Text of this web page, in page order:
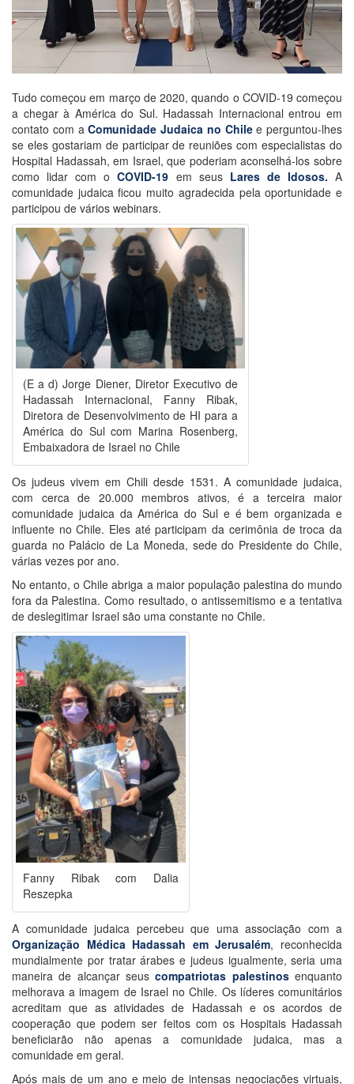
Tudo começou em março de 2020, quando o COVID-19 começou
a chegar à América do Sul. Hadassah Internacional entrou em
contato com aComunidade Judaica no Chilee perguntou-lhes
se eles gostariam de participar de reuniões com especialistas do
Hospital Hadassah, em Israel, que poderiam aconselhá-los sobre
como lidar com oCOVID-19 em seus Lares de Idosos. A
comunidade judaica ficou muito agradecida pela oportunidade e
participou de vários webinars.
(E a d) Jorge Diener, Diretor Executivo de
Hadassah Internacional, Fanny Ribak,
Diretora de Desenvolvimento de HI para a
América do Sul com Marina Rosenberg,
Embaixadora de Israel no Chile
Os judeus vivem em Chili desde 1531. A comunidade judaica,
com cerca de 20.000 membros ativos, é a terceira maior
comunidade judaica da América do Sul e é bem organizada e
influente no Chile. Eles até participam da cerimônia de troca da
guarda no Palácio de La Moneda, sede do Presidente do Chile,
várias vezes por ano.
No entanto, o Chile abriga a maior população palestina do mundo
fora da Palestina. Como resultado, o antissemitismo e a tentativa
de deslegitimar Israel são uma constante no Chile.
Fanny Ribak com Dalia
Reszepka
A comunidade judaica percebeu que uma associação com a
Organização Médica Hadassah em Jerusalém, reconhecida
mundialmente por tratar árabes e judeus igualmente, seria uma
maneira de alcançar seuscompatriotas palestinosenquanto
melhorava a imagem de Israel no Chile. Os líderes comunitários
acreditam que as atividades de Hadassah e os acordos de
cooperação que podem ser feitos com os Hospitais Hadassah
beneficiarão não apenas a comunidade judaica, mas a
comunidade em geral.
Após mais de um ano e meio de intensas negociações virtuais,